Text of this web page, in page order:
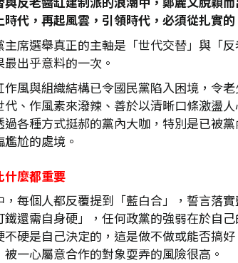
時代，再起風雲，引領時代，必須從扎實
主席選舉真正的主軸是「世代交替」與「
出乎意料的一次。
作風與組織結構已令國民黨陷入困境，令
代、作風素來潑辣、善於以清晰口條激盪
過各種方式挺郝的黨內大咖，特別是已被
尬的處境。
什麼都重要
，每個人都反覆提到「藍白合」，誓言落
還需自身硬」，任何政黨的強弱在於自
不硬是自己決定的，這是做不做或能否搞
一心屬意合作的對象耍弄的風險很高。